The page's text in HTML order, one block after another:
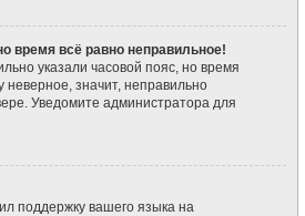
время всё равно неправильное!
указали часовой пояс, но время
значит, неправильно
Уведомите администратора для
поддержку вашего языка на